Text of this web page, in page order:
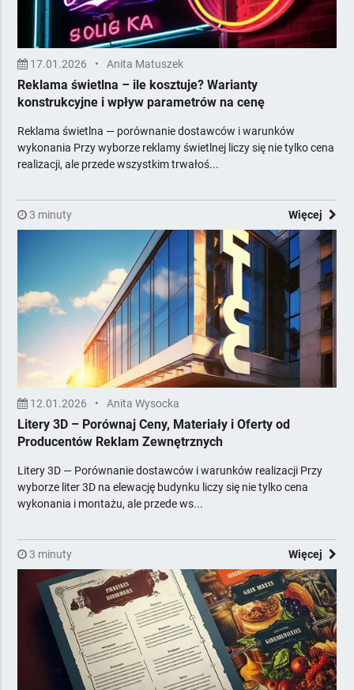
17.01.2026 • Anita Matuszek
Reklama świetlna – ile kosztuje? Warianty
konstrukcyjne i wpływ parametrów na cenę
Reklama świetlna — porównanie dostawców i warunków
wykonania Przy wyborze reklamy świetlnej liczy się nie tylko cena
realizacji, ale przede wszystkim trwałoś...
3 minuty Więcej
12.01.2026 • Anita Wysocka
Litery 3D – Porównaj Ceny, Materiały i Oferty od
Producentów Reklam Zewnętrznych
Litery 3D — Porównanie dostawców i warunków realizacji Przy
wyborze liter 3D na elewację budynku liczy się nie tylko cena
wykonania i montażu, ale przede ws...
3 minuty Więcej